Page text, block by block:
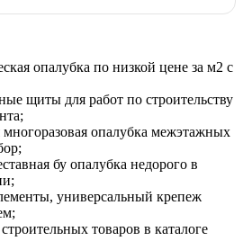
опалубка по низкой цене за м2 с
щиты для работ по строительству
опалубка межэтажных
бу опалубка недорого в
универсальный крепеж
товаров в каталоге